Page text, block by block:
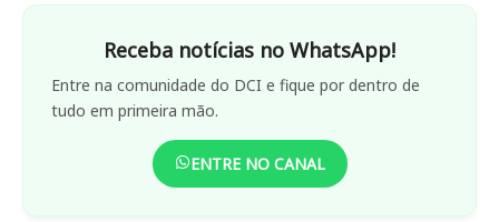
Receba notícias no WhatsApp!
Entre na comunidade do DCI e fique por dentro de
tudo em primeira mão.
ENTRE NO CANAL